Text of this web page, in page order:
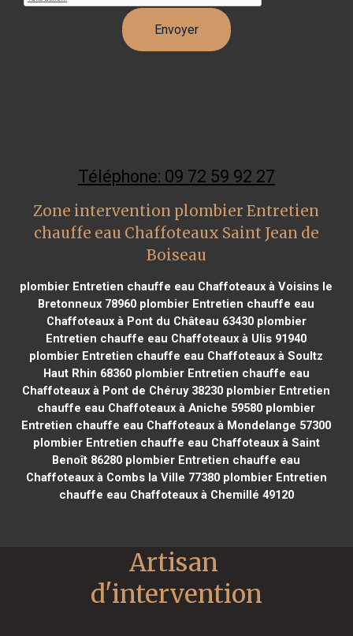
Téléphone: 09 72 59 92 27
Zone intervention plombier Entretien
chauffe eau Chaffoteaux Saint Jean de
Boiseau
plombier Entretien chauffe eau Chaffoteaux à Voisins le
Bretonneux 78960 plombier Entretien chauffe eau
Chaffoteaux à Pont du Château 63430plombier
Entretien chauffe eau Chaffoteaux à Ulis 91940
plombier Entretien chauffe eau Chaffoteaux à Soultz
Haut Rhin 68360plombier Entretien chauffe eau
Chaffoteaux à Pont de Chéruy 38230 plombier Entretien
chauffe eau Chaffoteaux à Aniche 59580 plombier
Entretien chauffe eau Chaffoteaux à Mondelange 57300
plombier Entretien chauffe eau Chaffoteaux à Saint
Benoît 86280 plombier Entretien chauffe eau
Chaffoteaux à Combs la Ville 77380plombier Entretien
chauffe eau Chaffoteaux à Chemillé 49120
Artisan
d'intervention